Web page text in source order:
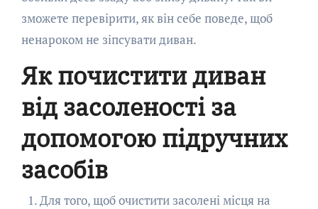
зможете перевірити, як він себе поведе, щоб
ненароком не зіпсувати диван.
Як почистити диван
від засоленості за
допомогою підручних
засобів
Для того, щоб очистити засолені місця на